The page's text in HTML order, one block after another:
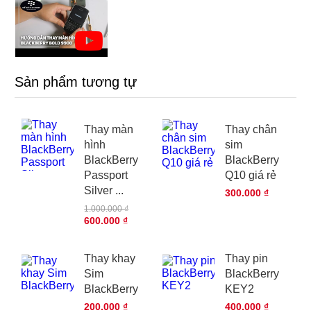
Sản phẩm tương tự
Thay màn
hình
BlackBerry
Passport
Silver ...
1.000.000 ₫
600.000 ₫
Thay chân
sim
BlackBerry
Q10 giá rẻ
300.000 ₫
Thay khay
Sim
BlackBerry
200.000 ₫
Thay pin
BlackBerry
KEY2
400.000 ₫